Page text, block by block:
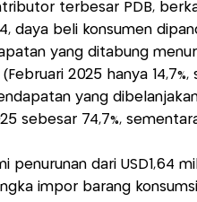
terbesar PDB,
daya beli konsumen
yang ditabung
2025 hanya 14,7%,
yang
sebesar 74,7%,
dari USD1,64
impor barang